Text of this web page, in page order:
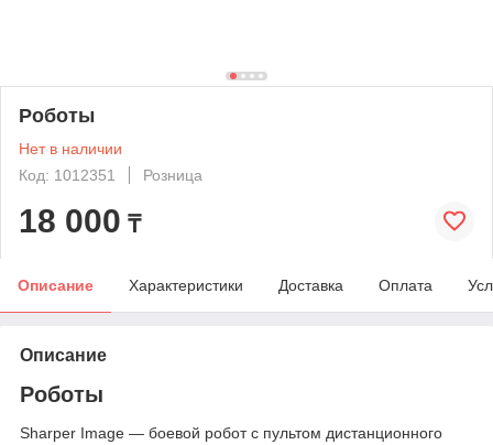
Роботы
Нет в наличии
Код: 1012351
Розница
18 000 ₸
Описание Характеристики Доставка Оплата
Описание
Роботы
Sharper Image — боевой робот с пультом дистанционного